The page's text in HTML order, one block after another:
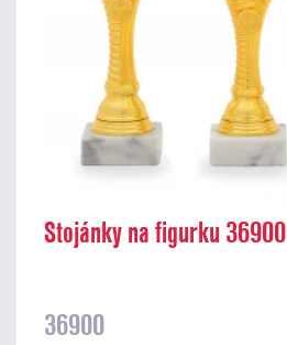
Stojánky na figurku 36900
36900